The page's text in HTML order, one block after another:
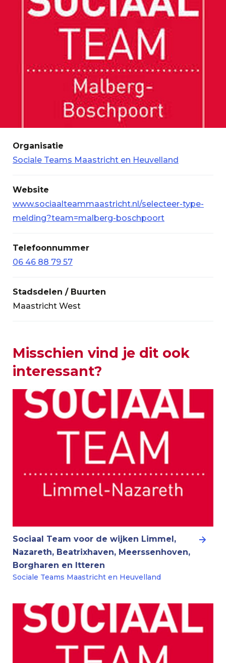
Organisatie
Sociale Teams Maastricht en Heuvelland
Website
www.sociaalteammaastricht.nl/selecteer-type-
melding?team=malberg-boschpoort
Telefoonnummer
06 46 88 79 57
Stadsdelen / Buurten
Maastricht West
Misschien vind je dit ook
interessant?
Sociaal Team voor de wijken Limmel,
Nazareth, Beatrixhaven, Meerssenhoven,
Borgharen en Itteren
Sociale Teams Maastricht en Heuvelland